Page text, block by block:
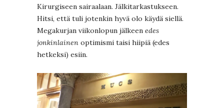
Kirurgiseen sairaalaan. Jälkitarkastukseen.
Hitsi, että tuli jotenkin hyvä olo käydä siellä.
Megakurjan viikonlopun jälkeen edes
jonkinlainen optimismi taisi hiipiä (edes
hetkeksi) esiin.